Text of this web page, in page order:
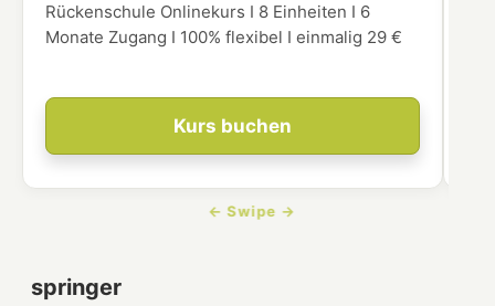
Kurs buchen
Rückenschule Onlinekurs I 8 Einheiten I 6
Monate Zugang I 100% flexibel I einmalig 29 €
springer